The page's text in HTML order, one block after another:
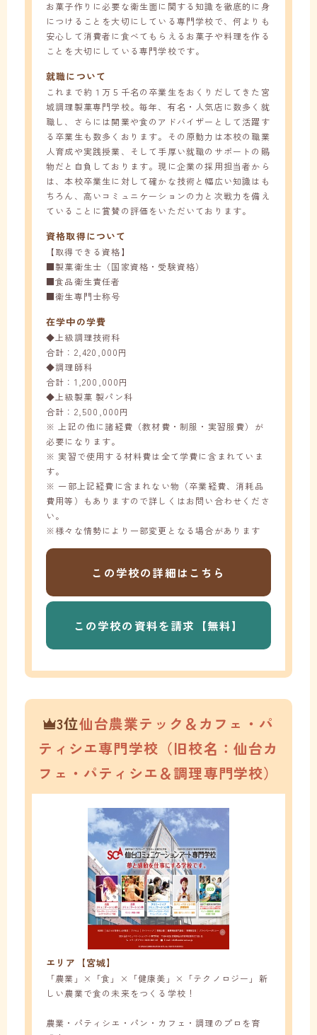
お菓子作りに必要な衛生面に関する知識を徹底的に身
につけることを大切にしている専門学校で、何よりも
安心して消費者に食べてもらえるお菓子や料理を作る
ことを大切にしている専門学校です。
就職について
これまで約１万５千名の卒業生をおくりだしてきた宮
城調理製菓専門学校。毎年、有名・人気店に数多く就
職し、さらには開業や食のアドバイザーとして活躍す
る卒業生も数多くおります。その原動力は本校の職業
人育成や実践授業、そして手厚い就職のサポートの賜
物だと自負しております。現に企業の採用担当者から
は、本校卒業生に対して確かな技術と幅広い知識はも
ちろん、高いコミュニケーションの力と次戦力を備え
ていることに賞賛の評価をいただいております。
資格取得について
【取得できる資格】
■製菓衛生士（国家資格・受験資格）
■食品衛生責任者
■衛生専門士称号
在学中の学費
◆上級調理技術科
合計：2,420,000円
◆調理師科
合計：1,200,000円
◆上級製菓 製パン科
合計：2,500,000円
※ 上記の他に諸経費（教材費・制服・実習服費）が
必要になります。
※ 実習で使用する材料費は全て学費に含まれていま
す。
※ 一部上記経費に含まれない物（卒業経費、消耗品
費用等）もありますので詳しくはお問い合わせくださ
い。
※様々な情勢により一部変更となる場合があります
この学校の詳細はこちら
この学校の資料を請求【無料】
3位仙台農業テック＆カフェ・パ
ティシエ専門学校（旧校名：仙台カ
フェ・パティシエ＆調理専門学校）
エリア【宮城】
「農業」×「食」×「健康美」×「テクノロジー」新
しい農業で食の未来をつくる学校！
農業・パティシエ・パン・カフェ・調理のプロを育